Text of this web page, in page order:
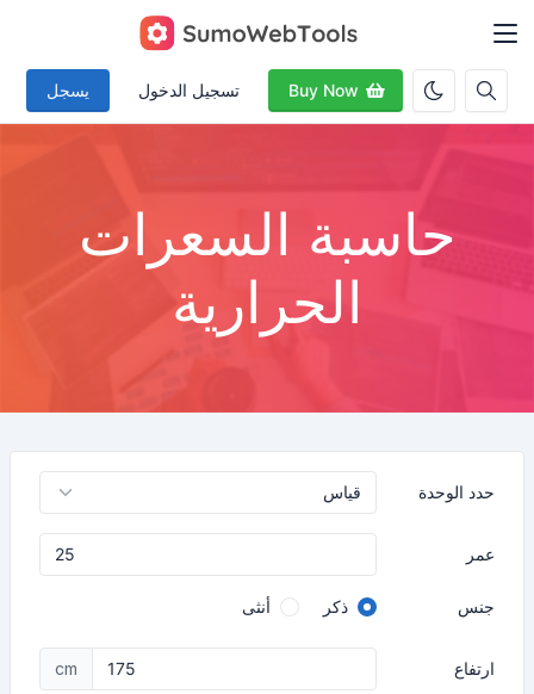
Buy Now تسجيل الدخول يسجل
حاسبة السعرات
الحرارية
حدد الوحدة
عمر
جنس ذكر أنثى
ارتفاع cm